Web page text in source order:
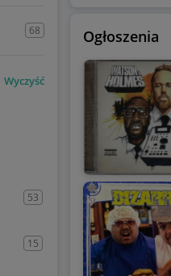
68
Wyczyść
53
15
Ogłoszenia